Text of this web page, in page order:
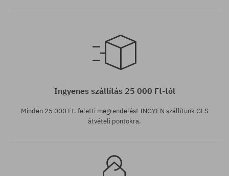
Ingyenes szállítás 25 000 Ft-tól
Minden 25 000 Ft. feletti megrendelést INGYEN szállítunk GLS
átvételi pontokra.